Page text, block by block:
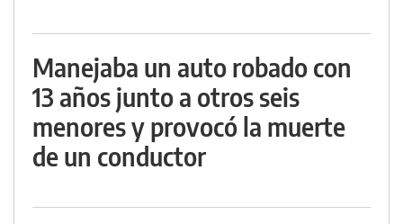
Manejaba un auto robado con
13 años junto a otros seis
menores y provocó la muerte
de un conductor